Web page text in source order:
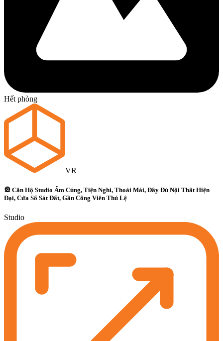
Hết phòng
VR
🎡 Căn Hộ Studio Ấm Cúng, Tiện Nghi, Thoải Mái, Đầy Đủ Nội Thất Hiện
Đại, Cửa Sổ Sát Đất, Gần Công Viên Thủ Lệ
Studio